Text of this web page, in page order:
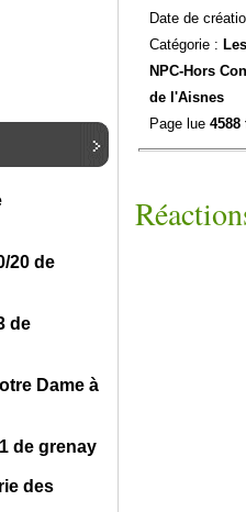
20 de
de
Dame à
de grenay
des
Date de
Catégorie :
NPC-Hors
de l'Aisnes
Page lue 4588